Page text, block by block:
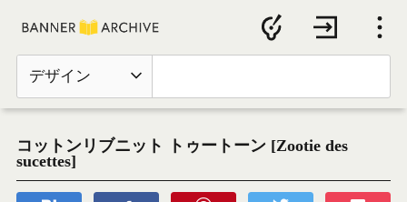
デザイン
コットンリブニット トゥートーン [Zootie des
sucettes]